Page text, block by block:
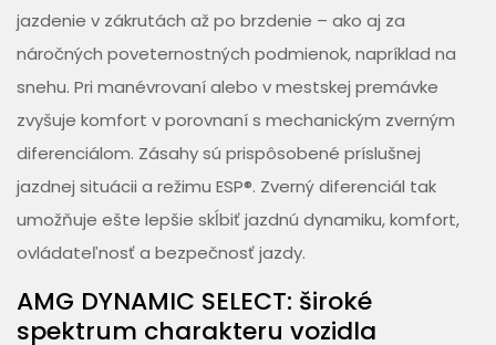
jazdenie v zákrutách až po brzdenie – ako aj za
náročných poveternostných podmienok, napríklad na
snehu. Pri manévrovaní alebo v mestskej premávke
zvyšuje komfort v porovnaní s mechanickým zverným
diferenciálom. Zásahy sú prispôsobené príslušnej
jazdnej situácii a režimu ESP®. Zverný diferenciál tak
umožňuje ešte lepšie skĺbiť jazdnú dynamiku, komfort,
ovládateľnosť a bezpečnosť jazdy.
AMG DYNAMIC SELECT: široké
spektrum charakteru vozidla